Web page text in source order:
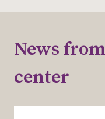
News
center